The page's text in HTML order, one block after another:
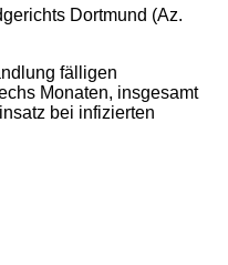
Dortmund (Az.
fälligen
Monaten, insgesamt
bei infizierten